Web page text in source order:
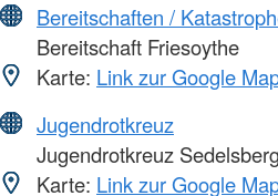
Bereitschaften /
Bereitschaft Friesoythe
Karte: Link zur Google
Jugendrotkreuz
Jugendrotkreuz Sedelsberg
Karte: Link zur Google